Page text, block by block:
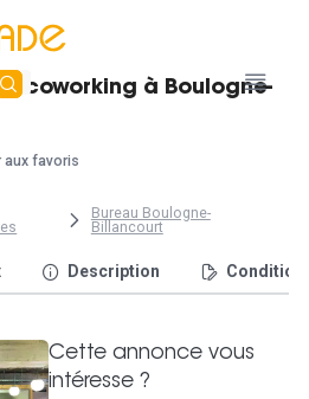
coworking à Boulogne-
aux favoris
Bureau Boulogne-
Billancourt
Description
Cette annonce vous
intéresse ?